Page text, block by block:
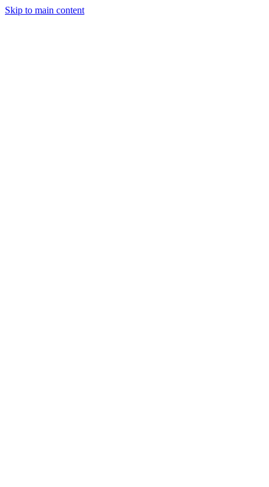
Skip to main content